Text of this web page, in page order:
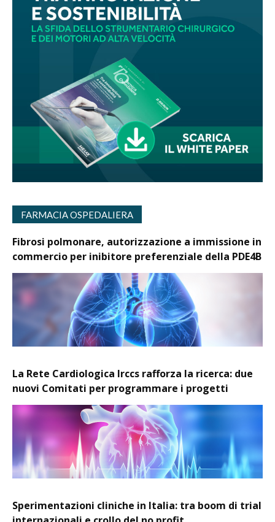
FARMACIA OSPEDALIERA
Fibrosi polmonare, autorizzazione a immissione in
commercio per inibitore preferenziale della PDE4B
La Rete Cardiologica Irccs rafforza la ricerca: due
nuovi Comitati per programmare i progetti
Sperimentazioni cliniche in Italia: tra boom di trial